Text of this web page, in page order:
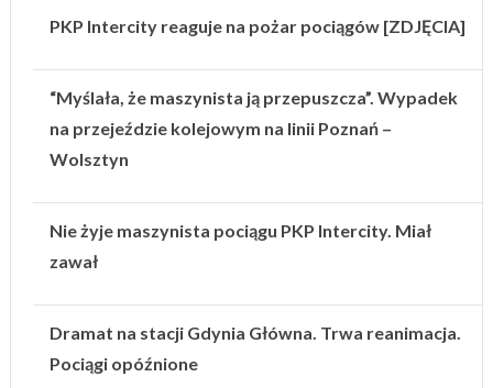
PKP Intercity reaguje na pożar pociągów [ZDJĘCIA]
“Myślała, że maszynista ją przepuszcza”. Wypadek
na przejeździe kolejowym na linii Poznań –
Wolsztyn
Nie żyje maszynista pociągu PKP Intercity. Miał
zawał
Dramat na stacji Gdynia Główna. Trwa reanimacja.
Pociągi opóźnione